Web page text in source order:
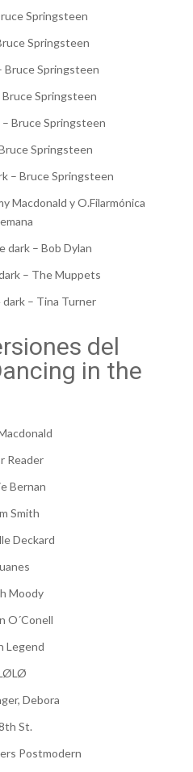
Springsteen
Springsteen
Bruce Springsteen
Springsteen
Bruce Springsteen
Springsteen
– Bruce Springsteen
Macdonald y O.Filarmónica
dark – Bob Dylan
– The Muppets
– Tina Turner
del
in the
Reader
Bernan
Smith
Deckard
Moody
O´Conell
Legend
Debora
St.
Postmodern